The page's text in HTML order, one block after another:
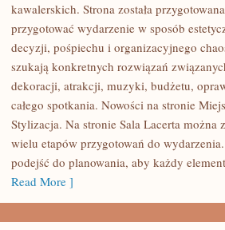
MIEJSCA
KLIMATEM
kawalerskich. Strona została
przygotować wydarzenie w sposób
decyzji, pośpiechu i organizacyjnego
szukają konkretnych rozwiązań
dekoracji, atrakcji, muzyki, budżetu,
całego spotkania. Nowości na stronie
Stylizacja. Na stronie Sala Lacerta można
wielu etapów przygotowań do
podejść do planowania, aby każdy
Read More ]